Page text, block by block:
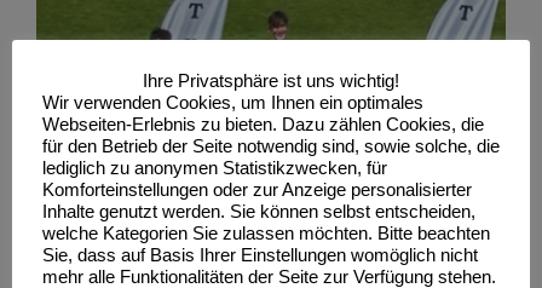
Ihre Privatsphäre ist uns wichtig!
Wir verwenden Cookies, um Ihnen ein optimales
Webseiten-Erlebnis zu bieten. Dazu zählen Cookies, die
für den Betrieb der Seite notwendig sind, sowie solche, die
lediglich zu anonymen Statistikzwecken, für
Komforteinstellungen oder zur Anzeige personalisierter
Inhalte genutzt werden. Sie können selbst entscheiden,
welche Kategorien Sie zulassen möchten. Bitte beachten
Sie, dass auf Basis Ihrer Einstellungen womöglich nicht
mehr alle Funktionalitäten der Seite zur Verfügung stehen.